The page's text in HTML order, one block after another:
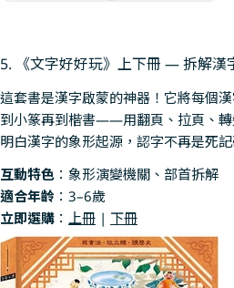
5. 《文字好好玩》上下冊 — 拆解漢
這套書是漢字啟蒙的神器！它將每個
到小篆再到楷書——用翻頁、拉頁、
明白漢字的象形起源，認字不再是死記
互動特色 ：象形演變機關、部首拆解
適合年齡 ：3–6歲
立即選購 ： 上冊 | 下冊